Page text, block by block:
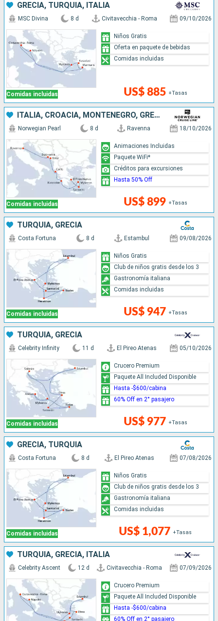
GRECIA, TURQUÍA, ITALIA
Comidas incluidas
MSC Divina 8 d Civitavecchia - Roma 09/10/2026
US$ 885 +Tasas
Niños Gratis
Oferta en paquete de bebidas
Comidas incluidas
ITALIA, CROACIA, MONTENEGRO, GRECIA
Comidas incluidas
Norwegian Pearl 8 d Ravenna 18/10/2026
US$ 899 +Tasas
Animaciones Incluidas
Paquete WiFi*
Créditos para excursiones
Hasta 50% Off
TURQUÍA, GRECIA
Comidas incluidas
Costa Fortuna 8 d Estambul 09/08/2026
US$ 947 +Tasas
Niños Gratis
Club de niños gratis desde los 3
Gastronomía italiana
Comidas incluidas
TURQUÍA, GRECIA
Comidas incluidas
Celebrity Infinity 11 d El Pireo Atenas 05/10/2026
US$ 977 +Tasas
Crucero Premium
Paquete All Included Disponible
Hasta -$600/cabina
60% Off en 2° pasajero
GRECIA, TURQUÍA
Comidas incluidas
Costa Fortuna 8 d El Pireo Atenas 07/08/2026
US$ 1,077 +Tasas
Niños Gratis
Club de niños gratis desde los 3
Gastronomía italiana
Comidas incluidas
TURQUÍA, GRECIA, ITALIA
Celebrity Ascent 12 d Civitavecchia - Roma 07/09/2026
Crucero Premium
Paquete All Included Disponible
Hasta -$600/cabina
60% Off en 2° pasajero